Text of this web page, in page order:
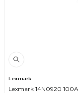
Lexmark
Lexmark 14N0920